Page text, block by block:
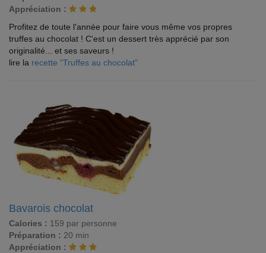
Appréciation :
Profitez de toute l'année pour faire vous même vos propres
truffes au chocolat ! C'est un dessert très apprécié par son
originalité... et ses saveurs !
lire la recette "Truffes au chocolat"
Bavarois chocolat
Calories : 159 par personne
Préparation : 20 min
Appréciation :